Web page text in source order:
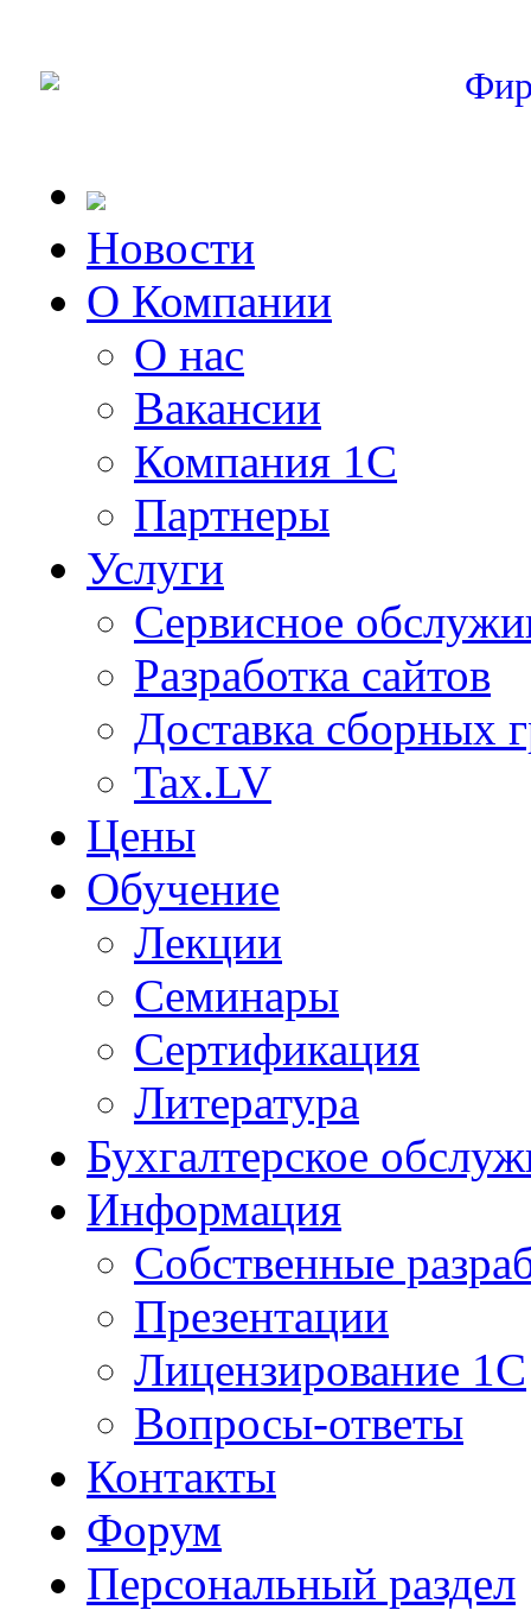
Новости
О Компании
О нас
Вакансии
Компания 1С
Партнеры
Услуги
Сервисное
Разработка сайтов
Доставка сборных
Tax.LV
Цены
Обучение
Лекции
Семинары
Сертификация
Литература
Бухгалтерское
Информация
Собственные
Презентации
Лицензирование 1С
Вопросы-ответы
Контакты
Форум
Персональный раздел